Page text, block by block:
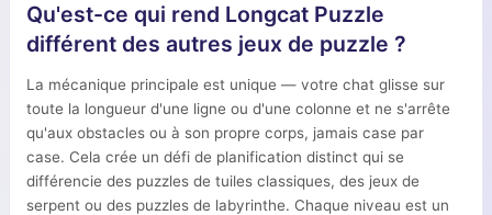
Qu'est-ce qui rend Longcat Puzzle
différent des autres jeux de puzzle ?
La mécanique principale est unique — votre chat glisse sur
toute la longueur d'une ligne ou d'une colonne et ne s'arrête
qu'aux obstacles ou à son propre corps, jamais case par
case. Cela crée un défi de planification distinct qui se
différencie des puzzles de tuiles classiques, des jeux de
serpent ou des puzzles de labyrinthe. Chaque niveau est un